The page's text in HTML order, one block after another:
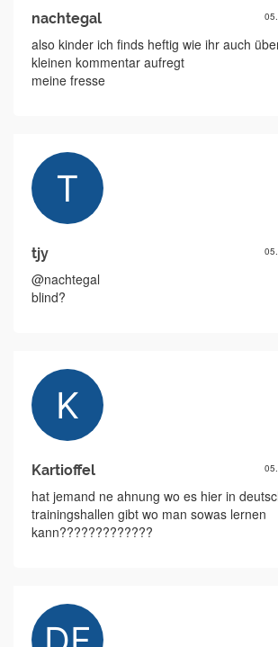
nachtegal
also kinder ich finds heftig wie ihr auch
kleinen kommentar aufregt
meine fresse
tjy
@nachtegal
blind?
Kartioffel
hat jemand ne ahnung wo es hier in
trainingshallen gibt wo man sowas lernen
kann?????????????